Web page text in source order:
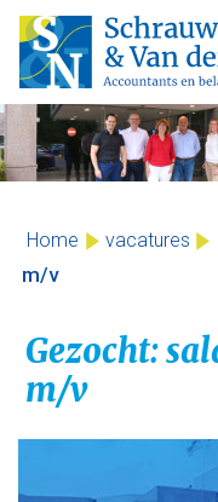
Skip
to
content
Home vacatures
m/v
Gezocht:
m/v